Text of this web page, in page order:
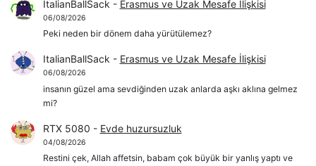
ItalianBallSack - Erasmus ve Uzak Mesafe İlişkisi
06/08/2026
Peki neden bir dönem daha yürütülemez?
ItalianBallSack - Erasmus ve Uzak Mesafe İlişkisi
06/08/2026
insanın güzel ama sevdiğinden uzak anlarda aşkı aklına gelmez
mi?
RTX 5080 - Evde huzursuzluk
04/08/2026
Restini çek, Allah affetsin, babam çok büyük bir yanlış yaptı ve